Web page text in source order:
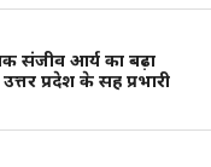
संजीव आर्य का बढ़ा
प्रदेश के सह प्रभारी